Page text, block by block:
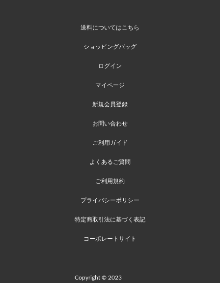
送料についてはこちら
ショッピングバッグ
ログイン
マイページ
新規会員登録
お問い合わせ
ご利用ガイド
よくあるご質問
ご利用規約
プライバシーポリシー
特定商取引法に基づく表記
コーポレートサイト
Copyright © 2023